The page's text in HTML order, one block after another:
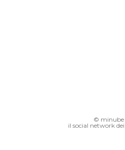
©
il social network